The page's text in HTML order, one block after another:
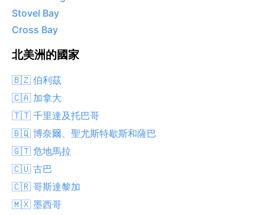
Stovel Bay
Cross Bay
北美洲的國家
🇧🇿 伯利茲
🇨🇦 加拿大
🇹🇹 千里達及托巴哥
🇧🇶 博奈爾、聖尤斯特歇斯和薩巴
🇬🇹 危地馬拉
🇨🇺 古巴
🇨🇷 哥斯達黎加
🇲🇽 墨西哥